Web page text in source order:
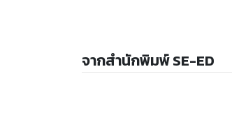
จากสำนักพิมพ์ SE-ED